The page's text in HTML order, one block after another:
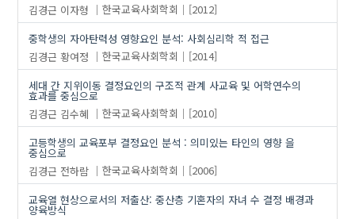
김경근 이자형 한국교육사회학회
[2012]
중학생의 자아탄력성 영향요인 분석: 사회심리학 적 접근
김경근 황여정 한국교육사회학회
[2014]
세대 간 지위이동 결정요인의 구조적 관계 사교육 및 어학연수의
효과를 중심으로
김경근 김수혜 한국교육사회학회
[2010]
고등학생의 교육포부 결정요인 분석 : 의미있는 타인의 영향 을
중심으로
김경근 전하람 한국교육사회학회
[2006]
교육열 현상으로서의 저출산: 중산층 기혼자의 자녀 수 결정 배경과
양육방식